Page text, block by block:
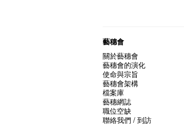
藝穗會
關於藝穗會
藝穗會的演化
使命與宗旨
藝穗會架構
檔案庫
藝穗網誌
職位空缺
聯絡我們 / 到訪